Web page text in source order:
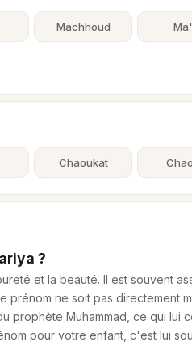
Machhoud
Chaoukat
?
et la beauté. Il est souvent
ne soit pas directement
prophète Muhammad, ce qui lui
pour votre enfant, c'est lui